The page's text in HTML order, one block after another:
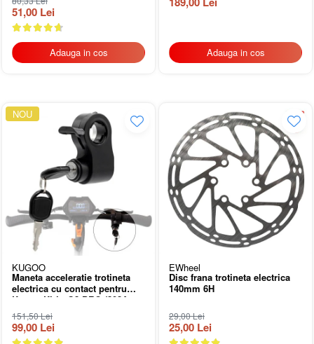
51,00 Lei
Adauga in cos Adauga in cos
NOU
KUGOO
Maneta acceleratie trotineta
electrica cu contact pentru
Kugoo Kirin G2 PRO (2024-
2025)/G2 MAX (2024)
151,50 Lei
99,00 Lei
EWheel
Disc frana trotineta electrica
140mm 6H
29,00 Lei
25,00 Lei